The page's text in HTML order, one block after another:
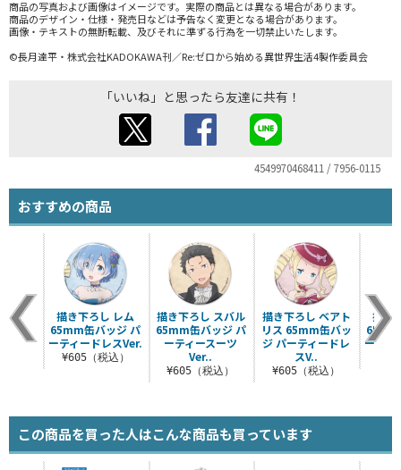
商品の写真および画像はイメージです。実際の商品とは異なる場合があります。
商品のデザイン・仕様・発売日などは予告なく変更となる場合があります。
画像・テキストの無断転載、及びそれに準ずる行為を一切禁止いたします。
©長月達平・株式会社KADOKAWA刊／Re:ゼロから始める異世界生活4製作委員会
「いいね」と思ったら友達に共有！
4549970468411 / 7956-0115
おすすめの商品
描き下ろし スバル
65mm缶バッジ パ
ーティースーツ
Ver..
¥605（税込）
描き下ろし ベアト
リス 65mm缶バッ
ジ パーティードレ
スV..
¥605（税込）
描き
65mm
ーティ
描き下ろし レム
65mm缶バッジ パ
ーティードレスVer.
¥605（税込）
この商品を買った人はこんな商品も買っています